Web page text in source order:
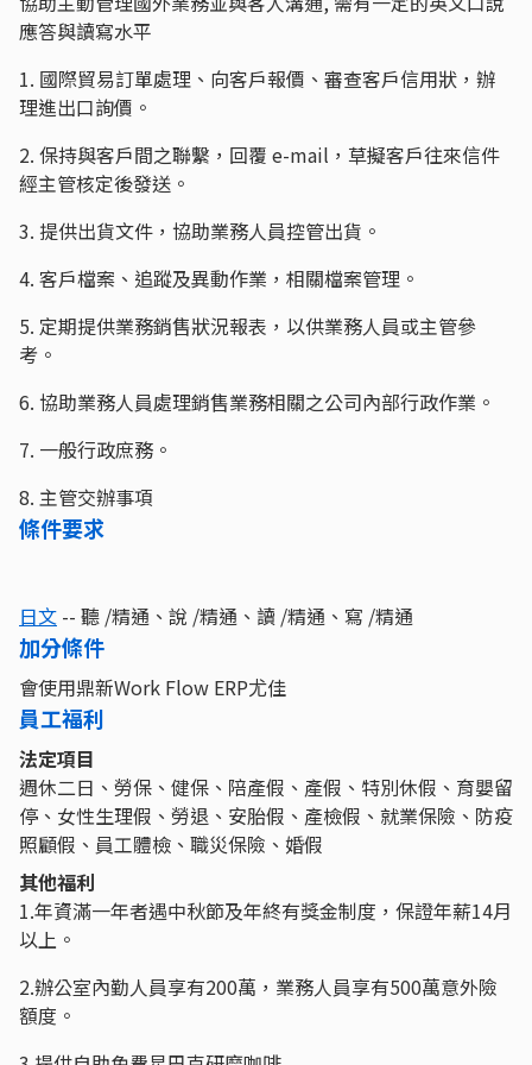
應答與讀寫水平
1. 國際貿易訂單處理、向客戶報價、審查客戶信用狀，辦
理進出口詢價。
2. 保持與客戶間之聯繫，回覆 e-mail，草擬客戶往來信件
經主管核定後發送。
3. 提供出貨文件，協助業務人員控管出貨。
4. 客戶檔案、追蹤及異動作業，相關檔案管理。
5. 定期提供業務銷售狀況報表，以供業務人員或主管參
考。
6. 協助業務人員處理銷售業務相關之公司內部行政作業。
7. 一般行政庶務。
8. 主管交辦事項
條件要求
日文 -- 聽 /精通、說 /精通、讀 /精通、寫 /精通
加分條件
會使用鼎新Work Flow ERP尤佳
員工福利
法定項目
週休二日、勞保、健保、陪產假、產假、特別休假、育嬰留
停、女性生理假、勞退、安胎假、產檢假、就業保險、防疫
照顧假、員工體檢、職災保險、婚假
其他福利
1.年資滿一年者遇中秋節及年終有獎金制度，保證年薪14月
以上。
2.辦公室內勤人員享有200萬，業務人員享有500萬意外險
額度。